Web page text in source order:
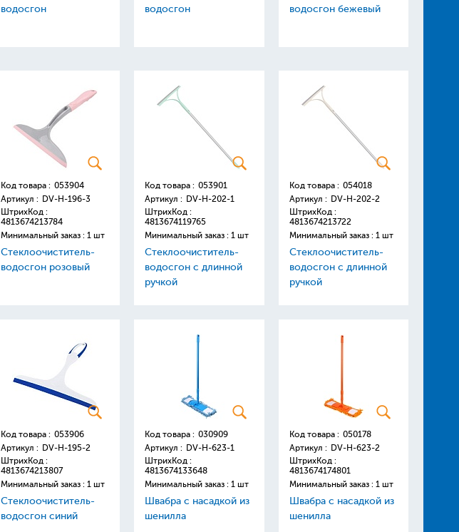
водосгон
водосгон
водосгон бежевый
Код товара : 053904
Артикул : DV-H-196-3
ШтрихКод :
4813674213784
Минимальный заказ : 1 шт
Стеклоочиститель-
водосгон розовый
Код товара : 053901
Артикул : DV-H-202-1
ШтрихКод :
4813674119765
Минимальный заказ : 1 шт
Стеклоочиститель-
водосгон с длинной
ручкой
Код товара : 054018
Артикул : DV-H-202-2
ШтрихКод :
4813674213722
Минимальный заказ : 1 шт
Стеклоочиститель-
водосгон с длинной
ручкой
Код товара : 053906
Артикул : DV-H-195-2
ШтрихКод :
4813674213807
Минимальный заказ : 1 шт
Стеклоочиститель-
водосгон синий
Код товара : 030909
Артикул : DV-H-623-1
ШтрихКод :
4813674133648
Минимальный заказ : 1 шт
Швабра с насадкой из
шенилла
Код товара : 050178
Артикул : DV-H-623-2
ШтрихКод :
4813674174801
Минимальный заказ : 1 шт
Швабра с насадкой из
шенилла